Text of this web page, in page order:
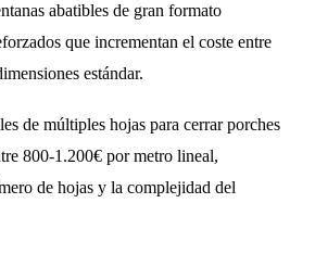
abatibles de gran formato
que incrementan el coste entre
estándar.
de múltiples hojas para cerrar porches
800-1.200€ por metro lineal,
de hojas y la complejidad del